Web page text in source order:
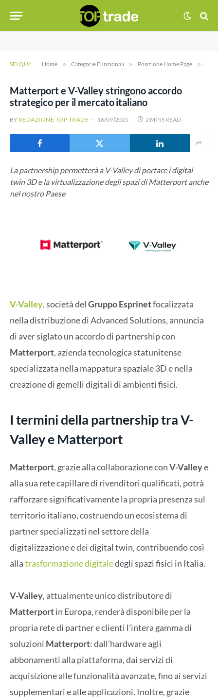
SEI QUI: Home » Categorie Funzionali » Posizione Home Page »
Matterport e V-Valley stringono accordo
strategico per il mercato italiano
BY REDAZIONE TOP TRADE 16/09/2025 2 MINS READ
La partnership permetterà a V-Valley di portare i digital
twin 3D e la virtualizzazione degli spazi di Matterport anche
nel nostro Paese
V-Valley, società del Gruppo Esprinetfocalizzata
nella distribuzione di Advanced Solutions, annuncia
di aver siglato un accordo di partnership con
Matterport, azienda tecnologica statunitense
specializzata nella mappatura spaziale 3D e nella
creazione di gemelli digitali di ambienti fisici.
I termini della partnership tra V-
Valley e Matterport
Matterport, grazie alla collaborazione conV-Valleye
alla sua rete capillare di rivenditori qualificati, potrà
rafforzare significativamente la propria presenza sul
territorio italiano, costruendo un ecosistema di
partner specializzati nel settore della
digitalizzazione e dei digital twin, contribuendo così
allatrasformazione digitaledegli spazi fisici in Italia.
V-Valley, attualmente unico distributore di
Matterportin Europa, renderà disponibile per la
propria rete di partner e clienti l’intera gamma di
soluzioni Matterport: dall’hardware agli
abbonamenti alla piattaforma, dai servizi di
acquisizione alle funzionalità avanzate, fino ai servizi
supplementari e alle applicazioni. Inoltre, grazie